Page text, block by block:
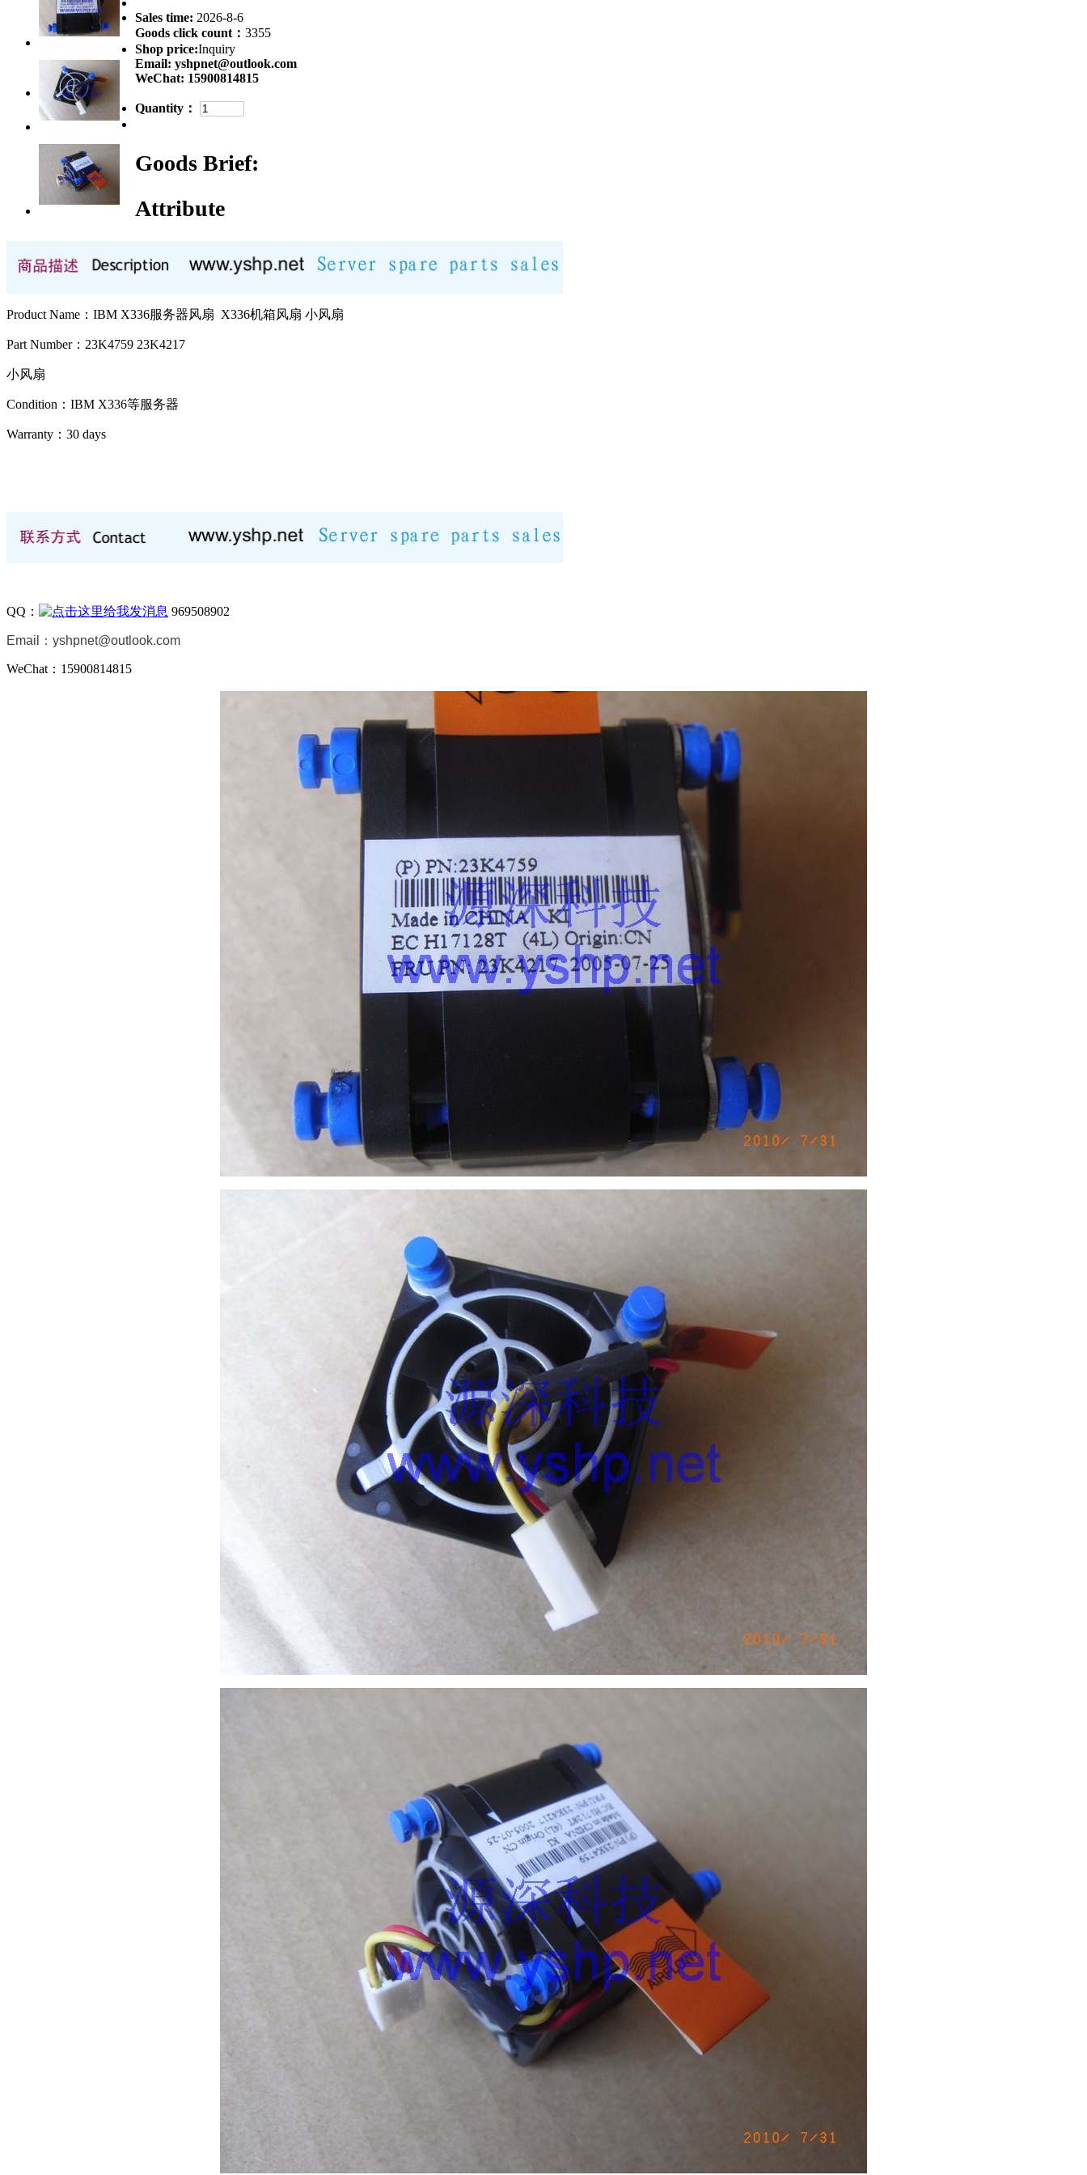
Sales time: 2026-8-6
Goods click count： 3355
Shop price:Inquiry
Email: yshpnet@outlook.com
WeChat: 15900814815
Quantity：
Goods Brief:
Attribute
Product Name：IBM X336服务器风扇 X336机箱风扇 小风扇
Part Number：23K4759 23K4217
小风扇
Condition：IBM X336等服务器
Warranty： 30 days
QQ： 969508902
Email： yshpnet@outlook.com
WeChat：15900814815